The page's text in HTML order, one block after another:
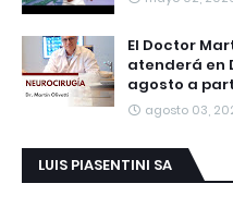
El Doctor
atenderá en
agosto a
agosto 03,
LUIS PIASENTINI SA